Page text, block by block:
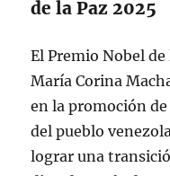
— The Nobel
December 10,
de la Paz 2025
El Premio Nobel
María Corina
en la promoción
del pueblo
lograr una